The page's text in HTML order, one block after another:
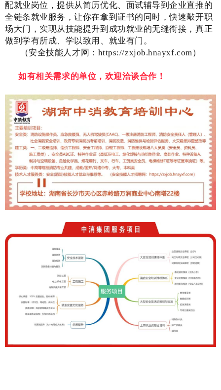
配就业岗位，提供从简历优化、面试辅导到企业直推的
全链条就业服务，让你在拿到证书的同时，快速敲开职
场大门，实现从技能提升到成功就业的无缝衔接，真正
做到学有所成、学以致用、就业有门。
（安全技能人才网：https://zxjob.hnayxf.com）
如有相关需求的单位，欢迎洽谈合作！